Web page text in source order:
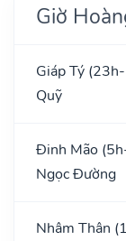
Giờ
Giáp Tý
Quỹ
Đinh Mão
Ngọc Đường
Nhâm Thân